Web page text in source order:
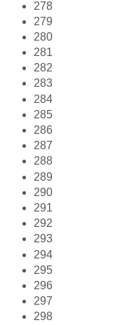
278
279
280
281
282
283
284
285
286
287
288
289
290
291
292
293
294
295
296
297
298